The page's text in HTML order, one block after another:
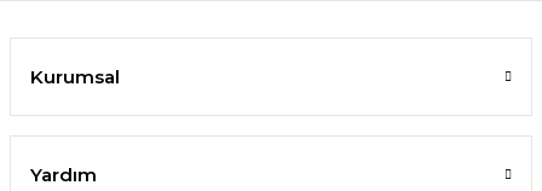
Kurumsal
Yardım